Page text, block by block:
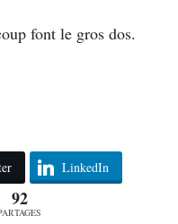
font le gros dos.
LinkedIn
92